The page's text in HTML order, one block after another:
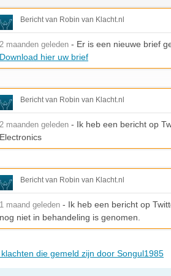
Bericht van Robin van Klacht.nl
2 maanden geleden - Er is een nieuwe brief
Download hier uw brief
Bericht van Robin van Klacht.nl
2 maanden geleden - Ik heb een bericht op
Electronics
Bericht van Robin van Klacht.nl
1 maand geleden - Ik heb een bericht op
nog niet in behandeling is genomen.
die gemeld zijn door Songul1985